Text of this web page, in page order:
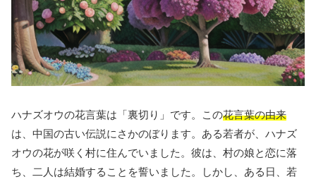
ハナズオウの花言葉は「裏切り」です。この花言葉の由来
は、中国の古い伝説にさかのぼります。ある若者が、ハナズ
オウの花が咲く村に住んでいました。彼は、村の娘と恋に落
ち、二人は結婚することを誓いました。しかし、ある日、若